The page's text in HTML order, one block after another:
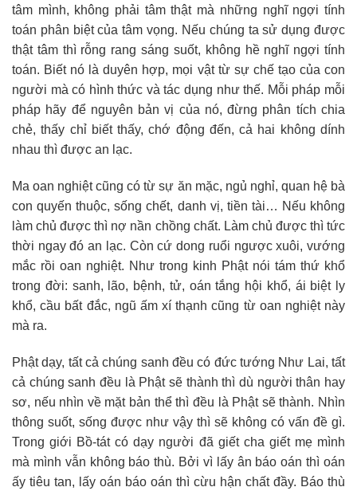
tâm mình, không phải tâm thật mà những nghĩ ngợi tính
toán phân biệt của tâm vọng. Nếu chúng ta sử dụng được
thật tâm thì rỗng rang sáng suốt, không hề nghĩ ngợi tính
toán. Biết nó là duyên hợp, mọi vật từ sự chế tạo của con
người mà có hình thức và tác dụng như thế. Mỗi pháp mỗi
pháp hãy để nguyên bản vị của nó, đừng phân tích chia
chẻ, thấy chỉ biết thấy, chớ động đến, cả hai không dính
nhau thì được an lạc.
Ma oan nghiệt cũng có từ sự ăn mặc, ngủ nghỉ, quan hệ bà
con quyến thuộc, sống chết, danh vị, tiền tài… Nếu không
làm chủ được thì nợ nần chồng chất. Làm chủ được thì tức
thời ngay đó an lạc. Còn cứ dong ruổi ngược xuôi, vướng
mắc rồi oan nghiệt. Như trong kinh Phật nói tám thứ khổ
trong đời: sanh, lão, bệnh, tử, oán tắng hội khổ, ái biệt ly
khổ, cầu bất đắc, ngũ ấm xí thạnh cũng từ oan nghiệt này
mà ra.
Phật dạy, tất cả chúng sanh đều có đức tướng Như Lai, tất
cả chúng sanh đều là Phật sẽ thành thì dù người thân hay
sơ, nếu nhìn về mặt bản thể thì đều là Phật sẽ thành. Nhìn
thông suốt, sống được như vậy thì sẽ không có vấn đề gì.
Trong giới Bồ-tát có dạy người đã giết cha giết mẹ mình
mà mình vẫn không báo thù. Bởi vì lấy ân báo oán thì oán
ấy tiêu tan, lấy oán báo oán thì cừu hận chất đầy. Báo thù